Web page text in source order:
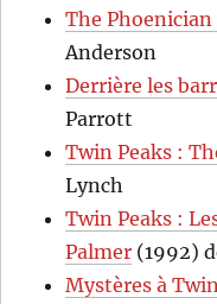
The Phoenician
Anderson
Derrière les
Parrott
Twin Peaks :
Lynch
Twin Peaks :
Palmer (1992)
Mystères à